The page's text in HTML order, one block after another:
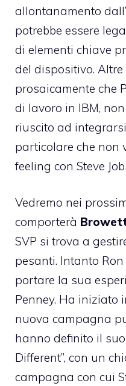
allontanamento
potrebbe essere
di elementi chiave
del dispositivo.
prosaicamente che
di lavoro in IBM,
riuscito ad
particolare che non
feeling con Steve
Vedremo nei
comporterà
SVP si trova a
pesanti. Intanto
portare la sua
Penney. Ha iniziato
nuova campagna
hanno definito il
Different”, con un
campagna con cui